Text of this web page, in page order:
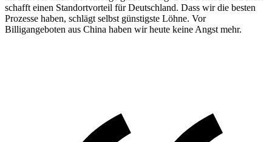
schafft einen Standortvorteil für Deutschland. Dass wir die besten
Prozesse haben, schlägt selbst günstigste Löhne. Vor
Billigangeboten aus China haben wir heute keine Angst mehr.